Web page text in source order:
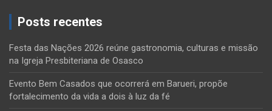
Posts recentes
Festa das Nações 2026 reúne gastronomia, culturas e missão
na Igreja Presbiteriana de Osasco
Evento Bem Casados que ocorrerá em Barueri, propõe
fortalecimento da vida a dois à luz da fé